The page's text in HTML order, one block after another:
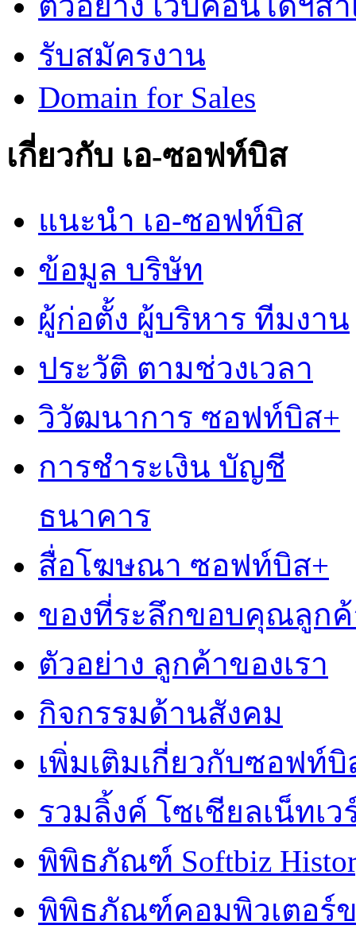
รับสมัครงาน
Domain for Sales
เกี่ยวกับ เอ-ซอฟท์บิส
แนะนำ เอ-ซอฟท์บิส
ข้อมูล บริษัท
ผู้ก่อตั้ง ผู้บริหาร ทีมงาน
ประวัติ ตามช่วงเวลา
วิวัฒนาการ ซอฟท์บิส+
การชำระเงิน บัญชี
ธนาคาร
สื่อโฆษณา ซอฟท์บิส+
ของที่ระลึกขอบคุณลูก
ตัวอย่าง ลูกค้าของเรา
กิจกรรมด้านสังคม
เพิ่มเติมเกี่ยวกับซอฟท์บิ
รวมลิ้งค์ โซเชียลเน็ทเว
พิพิธภัณฑ์ Softbiz
พิพิธภัณฑ์คอมพิวเตอร์